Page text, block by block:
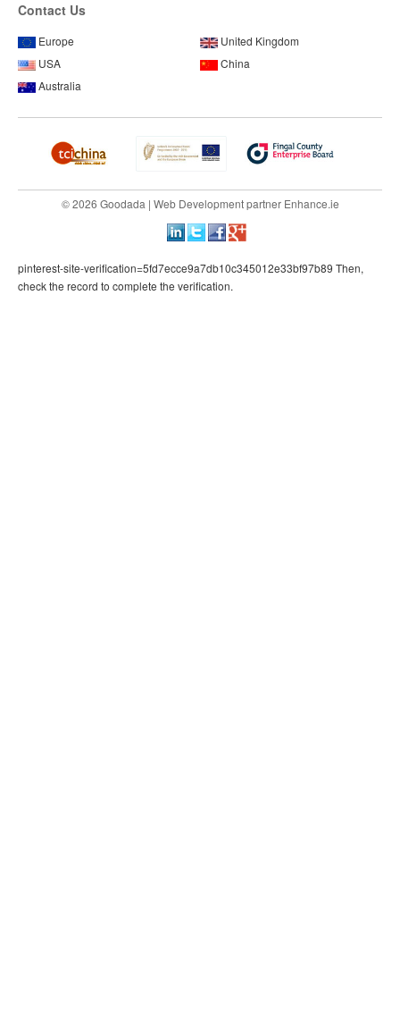
Contact Us
Europe
United Kingdom
USA
China
Australia
© 2026 Goodada | Web Developmentpartner Enhance.ie
pinterest-site-verification=5fd7ecce9a7db10c345012e33bf97b89 Then,
check the record to complete the verification.